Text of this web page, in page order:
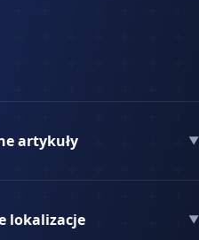
artykuły ▼
lokalizacje ▼